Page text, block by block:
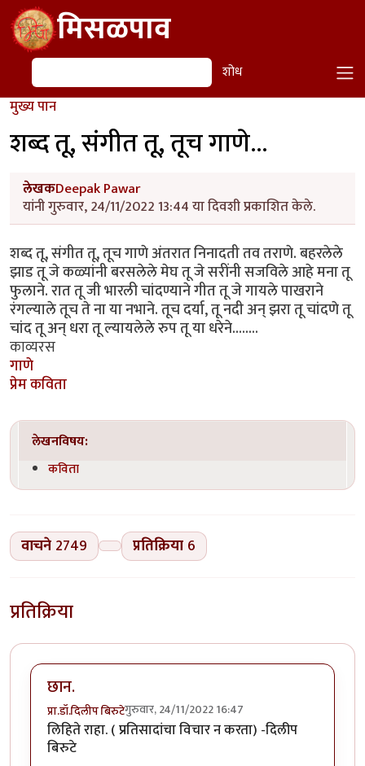
Skip to main contentमिसळपाव
शोध शोध
मुख्य पान
शब्द तू, संगीत तू, तूच गाणे...
लेखकDeepak Pawar
यांनी गुरुवार, 24/11/2022 13:44 या दिवशी प्रकाशित केले.
शब्द तू, संगीत तू, तूच गाणे अंतरात निनादती तव तराणे. बहरलेले
झाड तू जे कळ्यांनी बरसलेले मेघ तू जे सरींनी सजविले आहे मना तू
फुलाने. रात तू जी भारली चांदण्याने गीत तू जे गायले पाखराने
रंगल्याले तूच ते ना या नभाने. तूच दर्या, तू नदी अन् झरा तू चांदणे तू
चांद तू अन् धरा तू ल्यायलेले रुप तू या धरेने........
काव्यरस
गाणे
प्रेम कविता
लेखनविषय:
कविता
वाचने 2749 प्रतिक्रिया 6
प्रतिक्रिया
छान.
प्रा.डॉ.दिलीप बिरुटेगुरुवार, 24/11/2022 16:47
लिहिते राहा. ( प्रतिसादांचा विचार न करता) -दिलीप
बिरुटे